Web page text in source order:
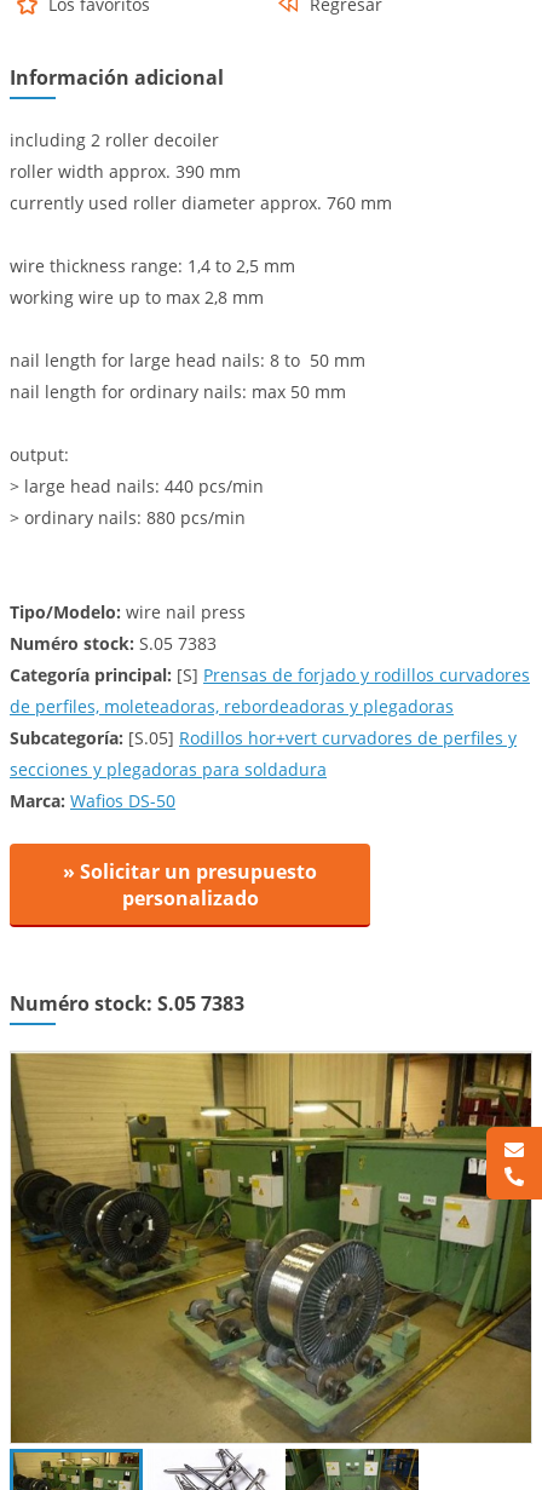
Información adicional
including 2 roller decoiler
roller width approx. 390 mm
currently used roller diameter approx. 760 mm
wire thickness range: 1,4 to 2,5 mm
working wire up to max 2,8 mm
nail length for large head nails: 8 to 50 mm
nail length for ordinary nails: max 50 mm
output:
> large head nails: 440 pcs/min
> ordinary nails: 880 pcs/min
Tipo/Modelo: wire nail press
Numéro stock: S.05 7383
Categoría principal: [S] Prensas de forjado y rodillos curvadores
de perfiles, moleteadoras, rebordeadoras y plegadoras
Subcategoría: [S.05] Rodillos hor+vert curvadores de perfiles y
secciones y plegadoras para soldadura
Marca: Wafios DS-50
» Solicitar un presupuesto
personalizado
Numéro stock: S.05 7383